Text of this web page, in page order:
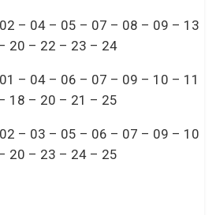
– 04 – 05 – 07 – 08 – 09 – 13
20 – 22 – 23 – 24
– 04 – 06 – 07 – 09 – 10 – 11
18 – 20 – 21 – 25
– 03 – 05 – 06 – 07 – 09 – 10
20 – 23 – 24 – 25